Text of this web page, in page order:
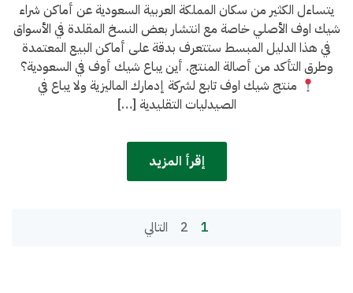
يباع
شيك
اوف
في
السعودية
دليلك
يتساءل الكثير من سكان المملكة العربية السعودية عن أماكن شراء
شيك اوف الأصلي خاصة مع انتشار بعض النسخ المقلدة في الأسواق
في هذا الدليل المبسط ستتعرف بدقة على أماكن البيع المعتمدة
وطرق التأكد من أصالة المنتج. أين يباع شيك أوف في السعودية؟
منتج شيك اوف تابع لشركة إدمارك الماليزية ولا يباع في
الصيدليات التقليدية […]
إقرأ المزيد
1
2 التالي